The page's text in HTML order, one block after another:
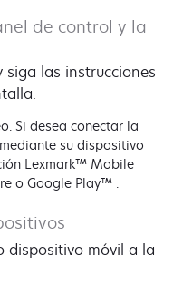
de control y la
siga las instrucciones
Si desea conectar la
su dispositivo
Lexmark™ Mobile
o Google Play™ .
dispositivo móvil a la